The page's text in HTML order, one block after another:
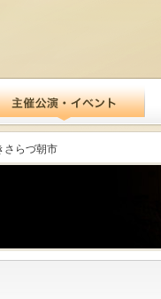
さらづ朝市